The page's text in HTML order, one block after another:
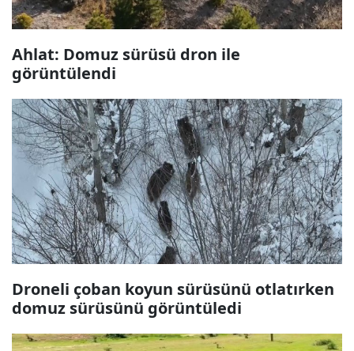
Ahlat: Domuz sürüsü dron ile
görüntülendi
Droneli çoban koyun sürüsünü otlatırken
domuz sürüsünü görüntüledi